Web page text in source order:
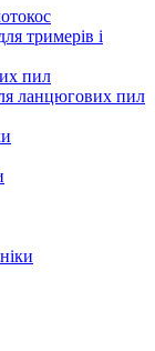
тримерів і
пил
ланцюгових пил